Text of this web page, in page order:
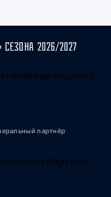
2026/2027
партнёр